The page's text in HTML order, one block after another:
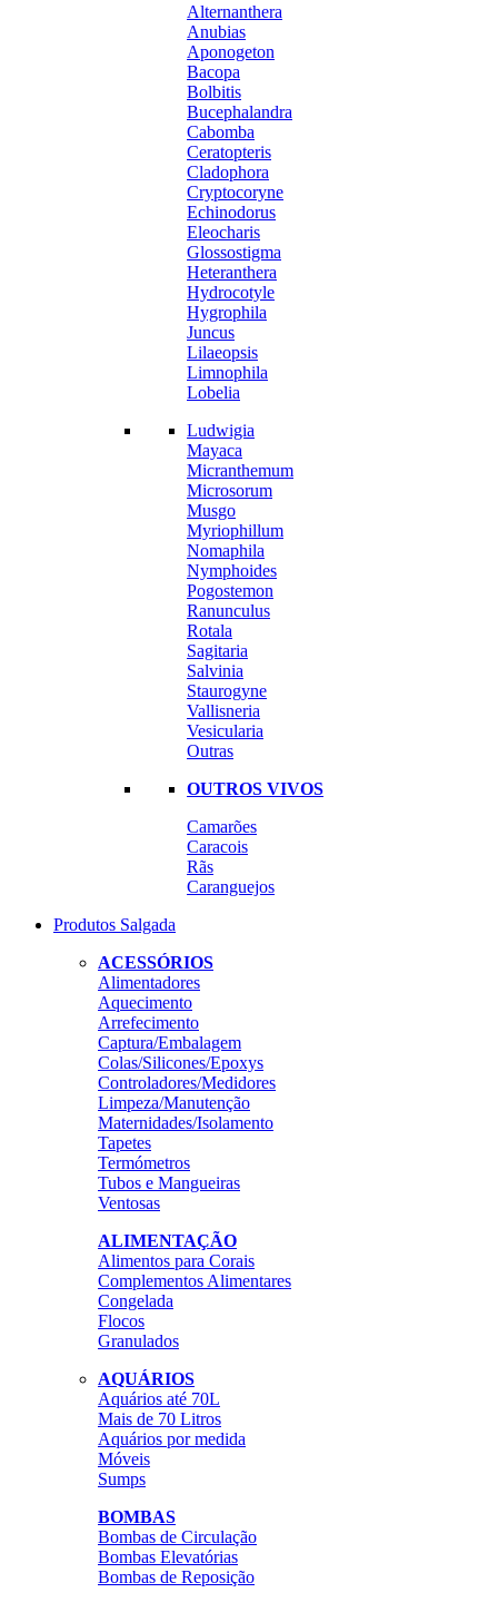
Alternanthera
Anubias
Aponogeton
Bacopa
Bolbitis
Bucephalandra
Cabomba
Ceratopteris
Cladophora
Cryptocoryne
Echinodorus
Eleocharis
Glossostigma
Heteranthera
Hydrocotyle
Hygrophila
Juncus
Lilaeopsis
Limnophila
Lobelia
Ludwigia
Mayaca
Micranthemum
Microsorum
Musgo
Myriophillum
Nomaphila
Nymphoides
Pogostemon
Ranunculus
Rotala
Sagitaria
Salvinia
Staurogyne
Vallisneria
Vesicularia
Outras
OUTROS VIVOS
Camarões
Caracois
Rãs
Caranguejos
Produtos Salgada
ACESSÓRIOS
Alimentadores
Aquecimento
Arrefecimento
Captura/Embalagem
Colas/Silicones/Epoxys
Controladores/Medidores
Limpeza/Manutenção
Maternidades/Isolamento
Tapetes
Termómetros
Tubos e Mangueiras
Ventosas
ALIMENTAÇÃO
Alimentos para Corais
Complementos Alimentares
Congelada
Flocos
Granulados
AQUÁRIOS
Aquários até 70L
Mais de 70 Litros
Aquários por medida
Móveis
Sumps
BOMBAS
Bombas de Circulação
Bombas Elevatórias
Bombas de Reposição